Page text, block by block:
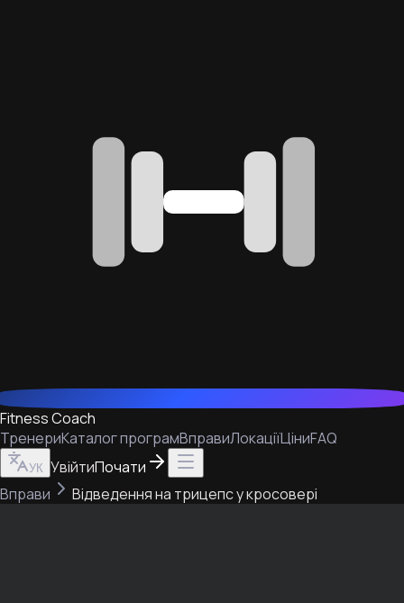
Fitness Coach
ТренериКаталог програмВправиЛокаціїЦіниFAQ
УК УвійтиПочати
Вправи
Відведення на трицепс у кросовері